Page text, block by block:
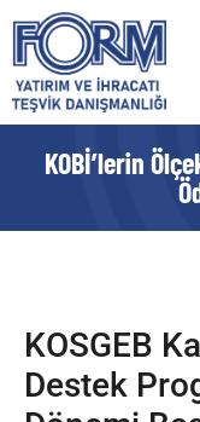
KOBİ’lerin
KOSGEB
Destek